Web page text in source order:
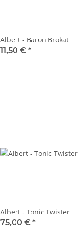
Albert - Baron Brokat
11,50 € *
Albert - Tonic Twister
75,00 € *